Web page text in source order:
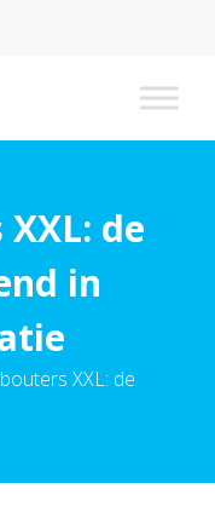
de
in
XXL: de